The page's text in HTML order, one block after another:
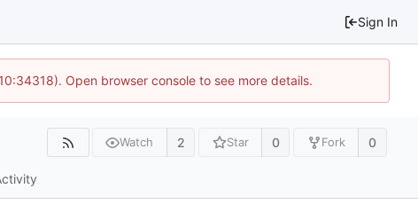
Sign In
Open browser console to see more details.
Watch 2 Star 0 Fork 0